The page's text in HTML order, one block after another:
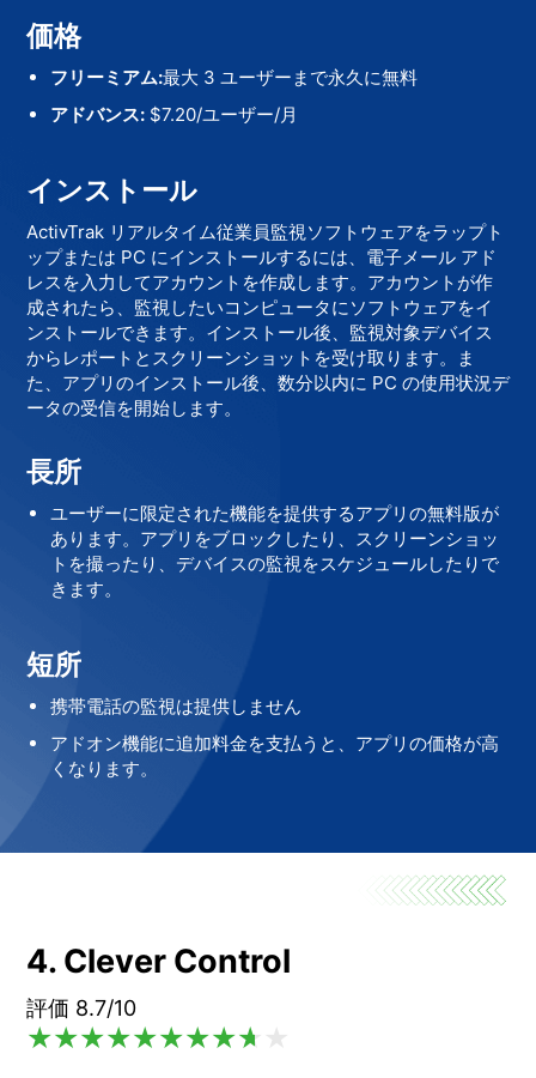
価格
フリーミアム:最大 3 ユーザーまで永久に無料
アドバンス: $7.20/ユーザー/月
インストール
ActivTrak リアルタイム従業員監視ソフトウェアをラップト
ップまたは PC にインストールするには、電子メール アド
レスを入力してアカウントを作成します。アカウントが作
成されたら、監視したいコンピュータにソフトウェアをイ
ンストールできます。インストール後、監視対象デバイス
からレポートとスクリーンショットを受け取ります。ま
た、アプリのインストール後、数分以内に PC の使用状況デ
ータの受信を開始します。
長所
ユーザーに限定された機能を提供するアプリの無料版が
あります。アプリをブロックしたり、スクリーンショッ
トを撮ったり、デバイスの監視をスケジュールしたりで
きます。
短所
携帯電話の監視は提供しません
アドオン機能に追加料金を支払うと、アプリの価格が高
くなります。
4. Clever Control
評価 8.7/10